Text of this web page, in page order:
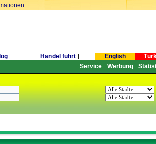
| Handel führt | English
Service- Werbung-